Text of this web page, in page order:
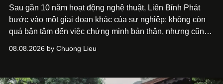
Sau gần 10 năm hoạt động nghệ thuật, Liên Bỉnh Phát
bước vào một giai đoạn khác của sự nghiệp: không còn
quá bận tâm đến việc chứng minh bản thân, nhưng cũng
phim điện ảnh trong nửa đầu 2026 đến hành trình trở lại
bằng một tâm thế điềm tĩnh hơn. Anh tiếp tục học hỏi, trau
08.08.2026 by Chuong Lieu